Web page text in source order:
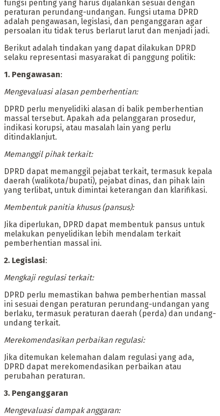
fungsi penting yang harus dijalankan sesuai dengan
peraturan perundang-undangan. Fungsi utama DPRD
adalah pengawasan, legislasi, dan penganggaran agar
persoalan itu tidak terus berlarut larut dan menjadi jadi.
‎Berikut adalah tindakan yang dapat dilakukan DPRD
selaku representasi masyarakat di panggung politik:
‎1. Pengawasan:
‎Mengevaluasi alasan pemberhentian:
‎DPRD perlu menyelidiki alasan di balik pemberhentian
massal tersebut. Apakah ada pelanggaran prosedur,
indikasi korupsi, atau masalah lain yang perlu
ditindaklanjut.
‎Memanggil pihak terkait:
‎DPRD dapat memanggil pejabat terkait, termasuk kepala
daerah (walikota/bupati), pejabat dinas, dan pihak lain
yang terlibat, untuk dimintai keterangan dan klarifikasi.
‎Membentuk panitia khusus (pansus):
‎Jika diperlukan, DPRD dapat membentuk pansus untuk
melakukan penyelidikan lebih mendalam terkait
pemberhentian massal ini.
‎2. Legislasi:
‎Mengkaji regulasi terkait:
‎DPRD perlu memastikan bahwa pemberhentian massal
ini sesuai dengan peraturan perundang-undangan yang
berlaku, termasuk peraturan daerah (perda) dan undang-
undang terkait.
‎Merekomendasikan perbaikan regulasi:
‎Jika ditemukan kelemahan dalam regulasi yang ada,
DPRD dapat merekomendasikan perbaikan atau
perubahan peraturan.
‎3. Penganggaran
‎Mengevaluasi dampak anggaran: